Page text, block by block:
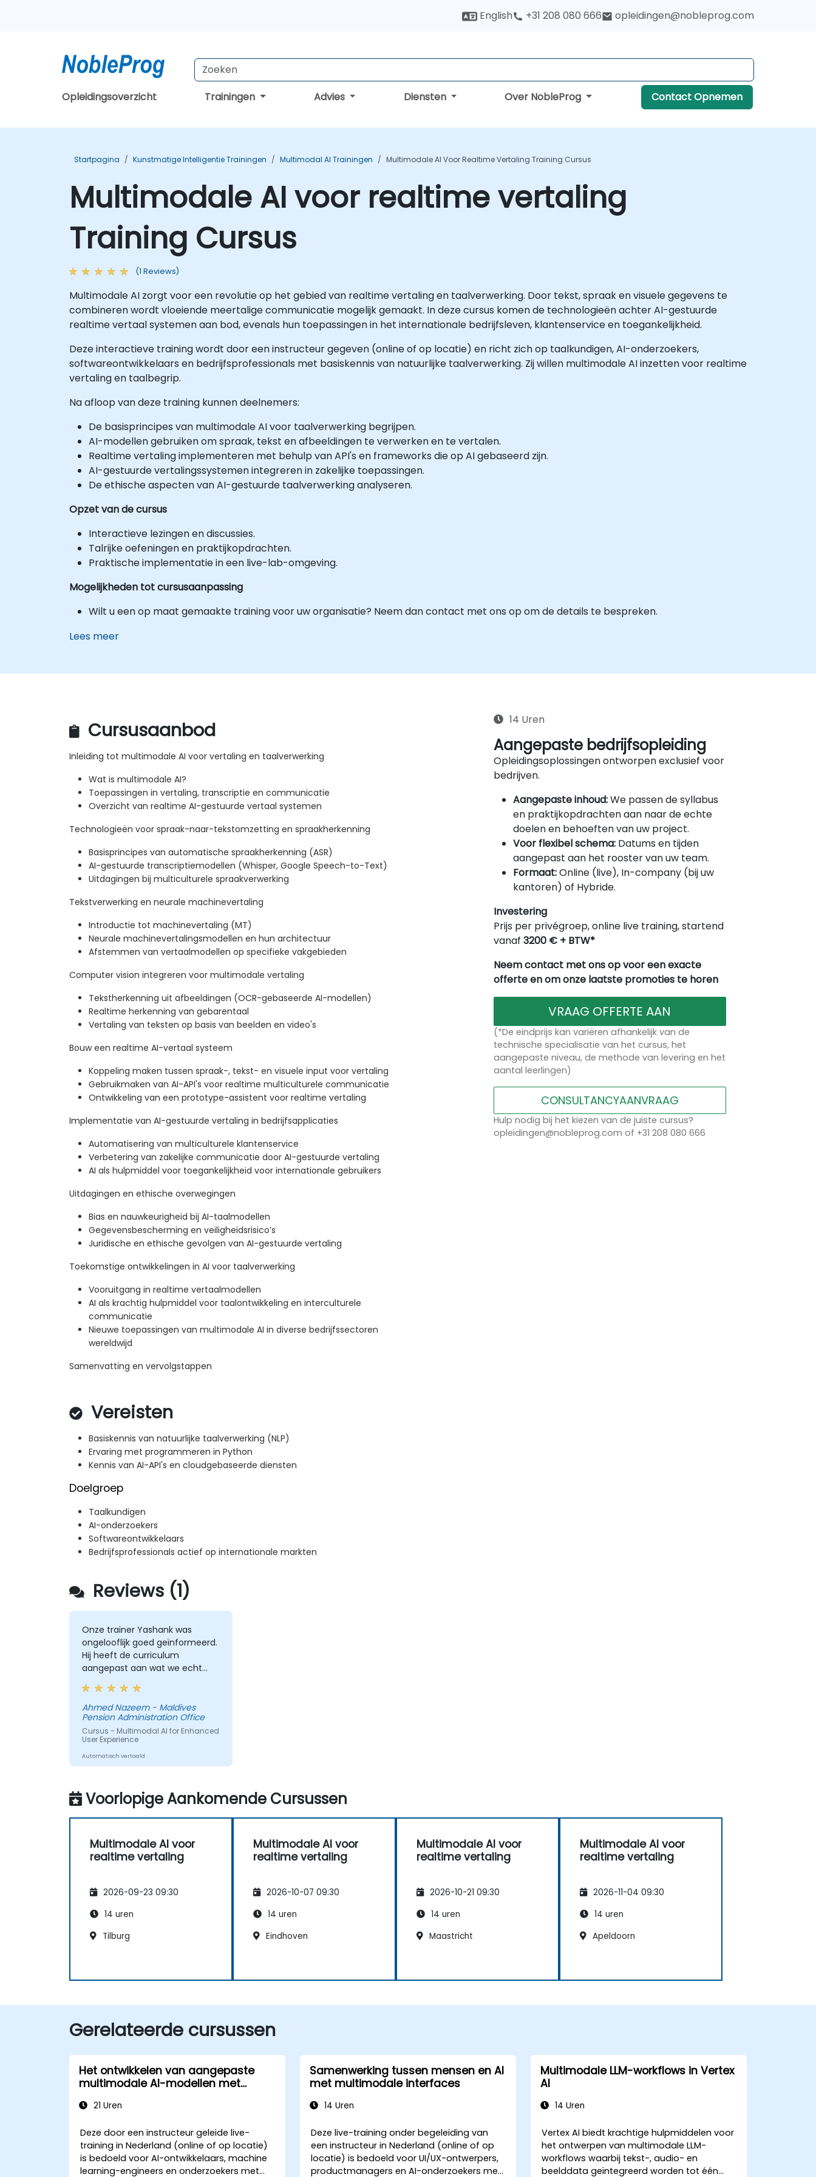
English +31 208 080 666 opleidingen@nobleprog.com
Opleidingsoverzicht Trainingen Advies Diensten Over NobleProg Contact Opnemen
Startpagina Kunstmatige Intelligentie Trainingen Multimodal AI Trainingen Multimodale AI Voor Realtime Vertaling Training Cursus
Multimodale AI voor realtime vertaling
Training Cursus
(1 Reviews)
Multimodale AI zorgt voor een revolutie op het gebied van realtime vertaling en taalverwerking. Door tekst, spraak en visuele gegevens te
combineren wordt vloeiende meertalige communicatie mogelijk gemaakt. In deze cursus komen de technologieën achter AI-gestuurde
realtime vertaal systemen aan bod, evenals hun toepassingen in het internationale bedrijfsleven, klantenservice en toegankelijkheid.
Deze interactieve training wordt door een instructeur gegeven (online of op locatie) en richt zich op taalkundigen, AI-onderzoekers,
softwareontwikkelaars en bedrijfsprofessionals met basiskennis van natuurlijke taalverwerking. Zij willen multimodale AI inzetten voor realtime
vertaling en taalbegrip.
Na afloop van deze training kunnen deelnemers:
De basisprincipes van multimodale AI voor taalverwerking begrijpen.
AI-modellen gebruiken om spraak, tekst en afbeeldingen te verwerken en te vertalen.
Realtime vertaling implementeren met behulp van API's en frameworks die op AI gebaseerd zijn.
AI-gestuurde vertalingssystemen integreren in zakelijke toepassingen.
De ethische aspecten van AI-gestuurde taalverwerking analyseren.
Opzet van de cursus
Interactieve lezingen en discussies.
Talrijke oefeningen en praktijkopdrachten.
Praktische implementatie in een live-lab-omgeving.
Mogelijkheden tot cursusaanpassing
Wilt u een op maat gemaakte training voor uw organisatie? Neem dan contact met ons op om de details te bespreken.
Lees meer
Cursusaanbod
Inleiding tot multimodale AI voor vertaling en taalverwerking
Wat is multimodale AI?
Toepassingen in vertaling, transcriptie en communicatie
Overzicht van realtime AI-gestuurde vertaal systemen
Technologieën voor spraak-naar-tekstomzetting en spraakherkenning
Basisprincipes van automatische spraakherkenning (ASR)
AI-gestuurde transcriptiemodellen (Whisper, Google Speech-to-Text)
Uitdagingen bij multiculturele spraakverwerking
Tekstverwerking en neurale machinevertaling
Introductie tot machinevertaling (MT)
Neurale machinevertalingsmodellen en hun architectuur
Afstemmen van vertaalmodellen op specifieke vakgebieden
Computer vision integreren voor multimodale vertaling
Tekstherkenning uit afbeeldingen (OCR-gebaseerde AI-modellen)
Realtime herkenning van gebarentaal
Vertaling van teksten op basis van beelden en video's
Bouw een realtime AI-vertaal systeem
Koppeling maken tussen spraak-, tekst- en visuele input voor vertaling
Gebruikmaken van AI-API's voor realtime multiculturele communicatie
Ontwikkeling van een prototype-assistent voor realtime vertaling
Implementatie van AI-gestuurde vertaling in bedrijfsapplicaties
Automatisering van multiculturele klantenservice
Verbetering van zakelijke communicatie door AI-gestuurde vertaling
AI als hulpmiddel voor toegankelijkheid voor internationale gebruikers
Uitdagingen en ethische overwegingen
Bias en nauwkeurigheid bij AI-taalmodellen
Gegevensbescherming en veiligheidsrisico’s
Juridische en ethische gevolgen van AI-gestuurde vertaling
Toekomstige ontwikkelingen in AI voor taalverwerking
Vooruitgang in realtime vertaalmodellen
AI als krachtig hulpmiddel voor taalontwikkeling en interculturele
communicatie
Nieuwe toepassingen van multimodale AI in diverse bedrijfssectoren
wereldwijd
Samenvatting en vervolgstappen
Vereisten
Basiskennis van natuurlijke taalverwerking (NLP)
Ervaring met programmeren in Python
Kennis van AI-API's en cloudgebaseerde diensten
Doelgroep
Taalkundigen
AI-onderzoekers
Softwareontwikkelaars
Bedrijfsprofessionals actief op internationale markten
14 Uren
Aangepaste bedrijfsopleiding
Opleidingsoplossingen ontworpen exclusief voor
bedrijven.
Aangepaste inhoud:We passen de syllabus
en praktijkopdrachten aan naar de echte
doelen en behoeften van uw project.
Voor flexibel schema:Datums en tijden
aangepast aan het rooster van uw team.
Formaat:Online (live), In-company (bij uw
kantoren) of Hybride.
Investering
Prijs per privégroep, online live training, startend
vanaf 3200 € + BTW*
Neem contact met ons op voor een exacte
offerte en om onze laatste promoties te horen
VRAAG OFFERTE AAN
(*De eindprijs kan variëren afhankelijk van de
technische specialisatie van het cursus, het
aangepaste niveau, de methode van levering en het
aantal leerlingen)
CONSULTANCYAANVRAAG
Hulp nodig bij het kiezen van de juiste cursus?
opleidingen@nobleprog.com of +31 208 080 666
Reviews (1)
Onze trainer Yashank was
ongelooflijk goed geïnformeerd.
Hij heeft de curriculum
aangepast aan wat we echt
moesten leren en we hadden
een geweldige leerervaring met
hem. Zijn kennis van het domein
dat hij onderwees was
indrukwekkend; hij deelde
inzichten uit zijn echte ervaring
en hielp ons om werkelijke
problemen op te lossen
werden op onze werkplek.
Ahmed Nazeem - Maldives
Pension Administration Office
Cursus - Multimodal AI for Enhanced
User Experience
Automatisch vertaald
Voorlopige Aankomende Cursussen
Multimodale AI voor
realtime vertaling
2026-09-23 09:30
14 uren
Tilburg
Multimodale AI voor
realtime vertaling
2026-10-07 09:30
14 uren
Eindhoven
Multimodale AI voor
realtime vertaling
2026-10-21 09:30
14 uren
Maastricht
Multimodale AI voor
realtime vertaling
2026-11-04 09:30
14 uren
Apeldoorn
Gerelateerde cursussen
Het ontwikkelen van aangepaste
multimodale AI-modellen met
21 Uren
Deze door een instructeur geleide live-
training in Nederland (online of op locatie)
is bedoeld voor AI-ontwikkelaars, machine
learning-engineers en onderzoekers met
Samenwerking tussen mensen en AI
met multimodale interfaces
14 Uren
Deze live-training onder begeleiding van
een instructeur in Nederland (online of op
locatie) is bedoeld voor UI/UX-ontwerpers,
productmanagers en AI-onderzoekers met
Multimodale LLM-workflows in Vertex
AI
14 Uren
Vertex AI biedt krachtige hulpmiddelen voor
het ontwerpen van multimodale LLM-
workflows waarbij tekst-, audio- en
beelddata geïntegreerd worden tot één